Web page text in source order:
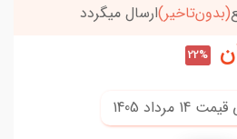
برسون،ارسالت‌رایگانه
22%
قیمت 14 مرداد 1405